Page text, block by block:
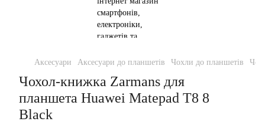
Аксесуари Аксесуари до планшетів Чохли до планшетів
Чохол-книжка Zarmans для
планшета Huawei Matepad T8 8
Black